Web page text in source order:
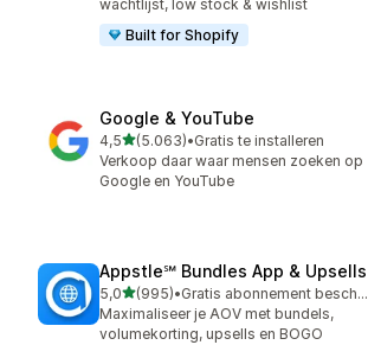
wachtlijst, low stock & wishlist
Built for Shopify
Google & YouTube
4,5van 5 sterren
(5.063)
5063 recensies in totaal
•Gratis te installeren
Verkoop daar waar mensen zoeken op
Google en YouTube
Appstle℠ Bundles App & Upsells
5,0van 5 sterren
(995)
995 recensies in totaal
•
Gratis abonnement beschikbaar
Maximaliseer je AOV met bundels,
volumekorting, upsells en BOGO